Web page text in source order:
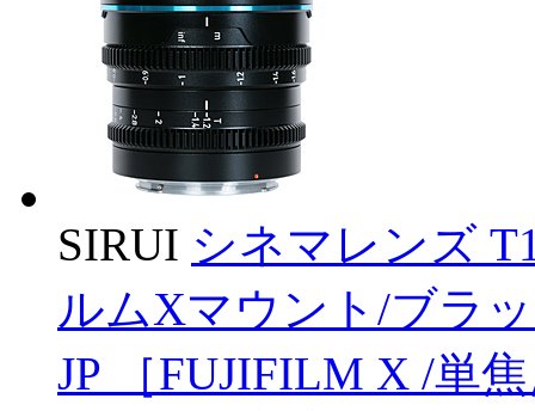
SIRUI シネマレンズ
ルムXマウント/ブラ
JP ［FUJIFILM X /単